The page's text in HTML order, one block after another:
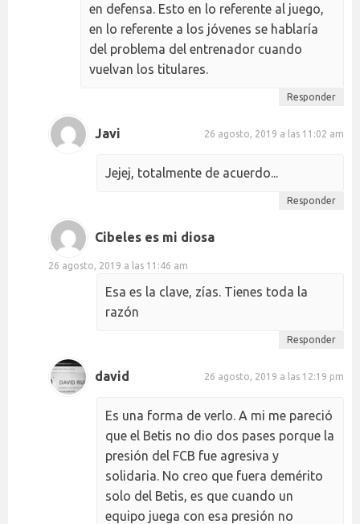
en defensa. Esto en lo referente al juego,
en lo referente a los jóvenes se hablaría
del problema del entrenador cuando
vuelvan los titulares.
Responder
Javi 26 agosto, 2019 a las 11:02 am
Jejej, totalmente de acuerdo...
Responder
Cibeles es mi diosa
26 agosto, 2019 a las 11:46 am
Esa es la clave, zías. Tienes toda la
razón
Responder
david 26 agosto, 2019 a las 12:19 pm
Es una forma de verlo. A mi me pareció
que el Betis no dio dos pases porque la
presión del FCB fue agresiva y
solidaria. No creo que fuera demérito
solo del Betis, es que cuando un
equipo juega con esa presión no